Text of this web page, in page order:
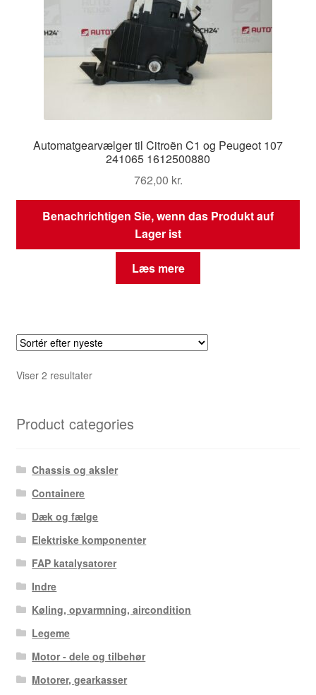
Automatgearvælger til Citroën C1 og Peugeot 107
241065 1612500880
762,00 kr.
Benachrichtigen Sie, wenn das Produkt auf
Lager ist
Læs mere
Viser 2 resultaterSorteret
Product categories
Chassis og aksler
Containere
Dæk og fælge
Elektriske komponenter
FAP katalysatorer
Indre
Køling, opvarmning, aircondition
Legeme
Motor - dele og tilbehør
Motorer, gearkasser